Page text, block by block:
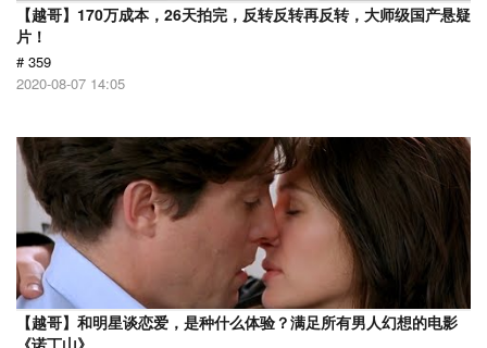
【越哥】170万成本，26天拍完，反转反转再反转，大师级国产悬疑
片！
# 359
2020-08-07 14:05
【越哥】和明星谈恋爱，是种什么体验？满足所有男人幻想的电影
《诺丁山》